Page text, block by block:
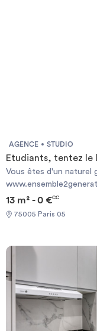
AGENCE STUDIO
Etudiants, tentez le
Vous êtes d'un naturel
partage et d'échange avec
proposons un
et la nuit (1 soirée de
l'association. contact
13 m² - 0 €CC
75005 Paris 05